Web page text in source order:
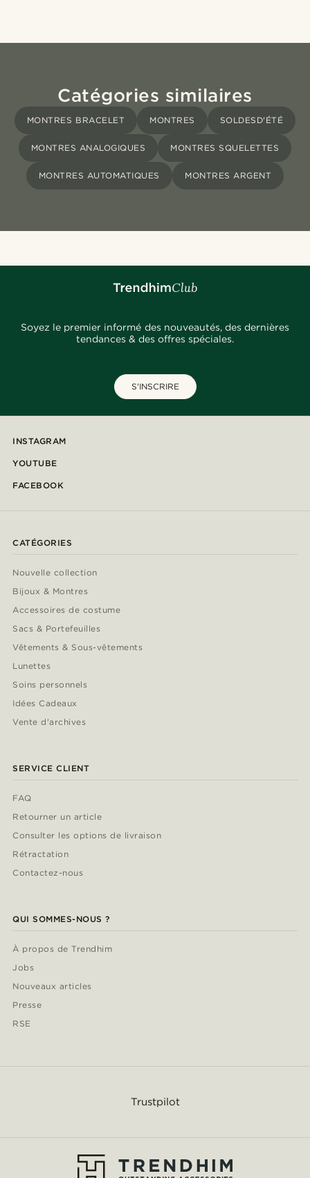
Catégories similaires
MONTRES BRACELET MONTRES SOLDESD'ÉTÉ
MONTRES ANALOGIQUES MONTRES SQUELETTES
MONTRES AUTOMATIQUES MONTRES ARGENT
Soyez le premier informé des nouveautés, des dernières
tendances & des offres spéciales.
S'INSCRIRE
INSTAGRAM
YOUTUBE
FACEBOOK
CATÉGORIES
Nouvelle collection
Bijoux & Montres
Accessoires de costume
Sacs & Portefeuilles
Vêtements & Sous-vêtements
Lunettes
Soins personnels
Idées Cadeaux
Vente d'archives
SERVICE CLIENT
FAQ
Retourner un article
Consulter les options de livraison
Rétractation
Contactez-nous
QUI SOMMES-NOUS ?
À propos de Trendhim
Jobs
Nouveaux articles
Presse
RSE
Trustpilot